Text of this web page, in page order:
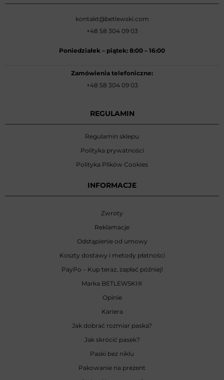
kontakt@betlewski.com
+48 58 304 09 03
Poniedziałek – piątek: 8:00 – 16:00
Zamówienia telefoniczne:
+48 58 304 09 03
REGULAMIN
Regulamin sklepu
Polityka prywatności
Polityka Plików Cookies
INFORMACJE
Zwroty
Reklamacje
Odstąpienie od umowy
Koszty dostawy i metody płatności
PayPo – Kup teraz, zapłać później!
Marka BETLEWSKI®
Opinie
Kariera
Jak dobrać rozmiar paska?
Jak skrócić pasek?
Paski bez niklu
Pakowanie na prezent